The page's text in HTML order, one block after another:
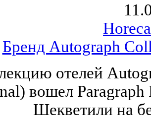
Бренд Autograph
отелей
вошел Paragraph
Шекветили на